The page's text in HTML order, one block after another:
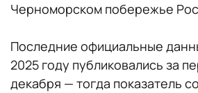
Черноморском побережье
Последние официальные
2025 году публиковались за
декабря — тогда показатель